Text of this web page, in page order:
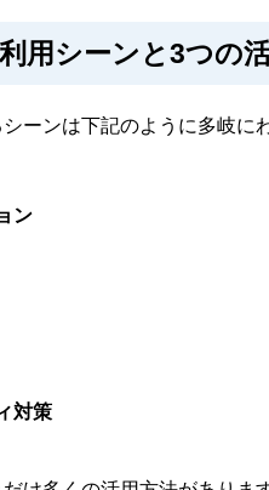
用シーンと3つの
ーンは下記のように多岐に
ン
対策